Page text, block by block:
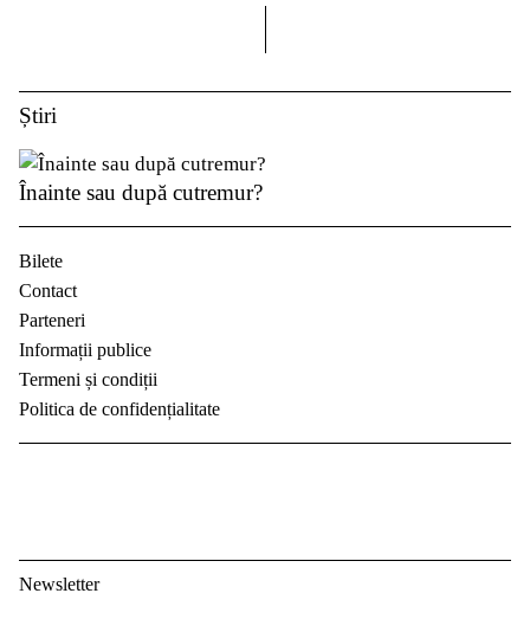
Știri
Înainte sau după cutremur?
Bilete
Contact
Parteneri
Informații publice
Termeni și condiții
Politica de confidențialitate
Newsletter